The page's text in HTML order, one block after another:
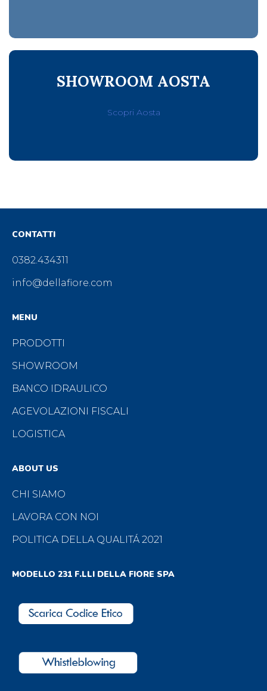
SHOWROOM AOSTA
Scopri Aosta
CONTATTI
0382.434311
info@dellafiore.com
MENU
PRODOTTI
SHOWROOM
BANCO IDRAULICO
AGEVOLAZIONI FISCALI
LOGISTICA
ABOUT US
CHI SIAMO
LAVORA CON NOI
POLITICA DELLA QUALITÁ 2021
MODELLO 231 F.LLI DELLA FIORE SPA